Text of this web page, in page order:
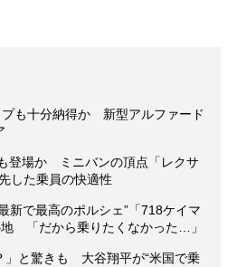
プも十分納得か 新型アルファード
登場か ミニバンの頂点「レクサ
した乗員の快適性
新で最高のポルシェ”「718ケイマ
「だから乗りたくなかった…」
」と驚きも 大谷翔平が“米国で乗